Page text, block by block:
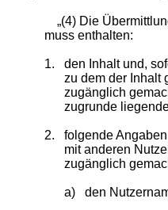
„(4) Die
muss enthalten:
1.
den Inhalt und,
zu dem der Inhalt
zugänglich
zugrunde
2.
folgende
mit anderen
zugänglich
a) den